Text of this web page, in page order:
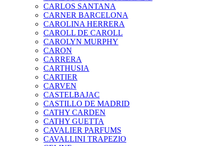
CARLOS SANTANA
CARNER BARCELONA
CAROLINA HERRERA
CAROLL DE CAROLL
CAROLYN MURPHY
CARON
CARRERA
CARTHUSIA
CARTIER
CARVEN
CASTELBAJAC
CASTILLO DE MADRID
CATHY CARDEN
CATHY GUETTA
CAVALIER PARFUMS
CAVALLINI TRAPEZIO